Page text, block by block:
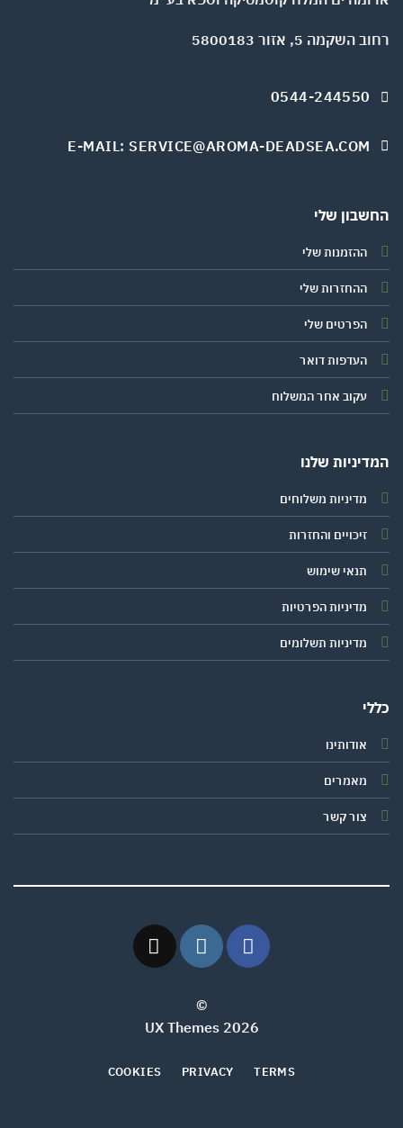
5, אזור 5800183
0544-244550
E-MAIL: SERVICE@AROMA-DEADSEA.COM
שלי
ההזמנות שלי
ההחזרות שלי
הפרטים שלי
העדפות דואר
עקוב אחר המשלוח
שלנו
מדיניות משלוחים
זיכויים והחזרות
תנאי שימוש
מדיניות הפרטיות
מדיניות תשלומים
אודותינו
מאמרים
צור קשר
2026 UX Themes
TERMS
PRIVACY
COOKIES